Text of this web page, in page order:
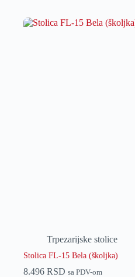
Trpezarijske stolice
Stolica FL-15 Bela (školjka)
8.496 RSD sa PDV-om